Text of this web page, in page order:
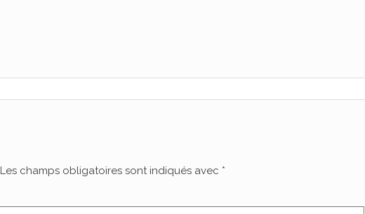
Les champs obligatoires sont indiqués avec *